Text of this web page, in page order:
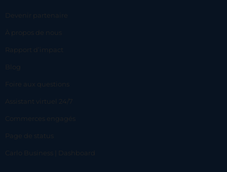
Devenir partenaire
À propos de nous
Rapport d’impact
Blog
Foire aux questions
Assistant virtuel 24/7
Commerces engagés
Page de status
Carlo Business | Dashboard